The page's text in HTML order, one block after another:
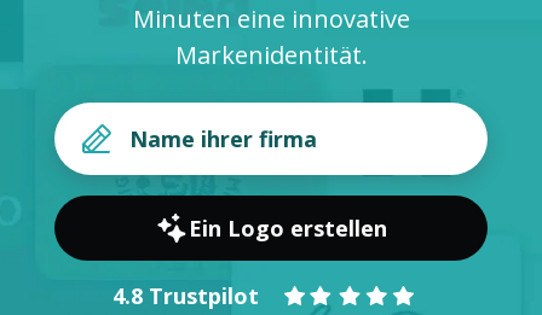
ANMELDEN
Minuten eine innovative
Markenidentität.
Ein Logo erstellen
4.8 Trustpilot